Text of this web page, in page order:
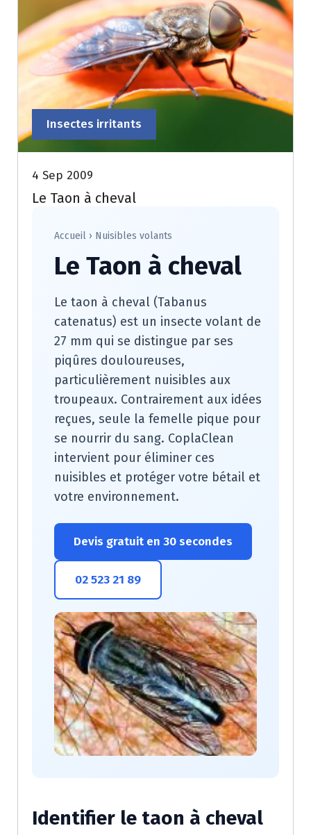
Insectes irritants
4 Sep 2009
Le Taon à cheval
Accueil › Nuisibles volants
Le Taon à cheval
Le taon à cheval (Tabanus
catenatus) est un insecte volant de
27 mm qui se distingue par ses
piqûres douloureuses,
particulièrement nuisibles aux
troupeaux. Contrairement aux idées
reçues, seule la femelle pique pour
se nourrir du sang. CoplaClean
intervient pour éliminer ces
nuisibles et protéger votre bétail et
votre environnement.
Devis gratuit en 30 secondes
02 523 21 89
Identifier le taon à cheval